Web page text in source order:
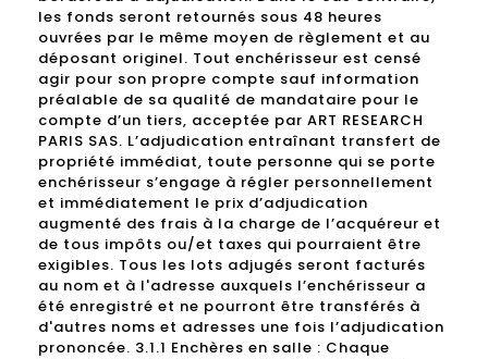
les fonds seront retournés sous 48 heures
ouvrées par le même moyen de règlement et au
déposant originel. Tout enchérisseur est censé
agir pour son propre compte sauf information
préalable de sa qualité de mandataire pour le
compte d’un tiers, acceptée par ART RESEARCH
PARIS SAS. L’adjudication entraînant transfert de
propriété immédiat, toute personne qui se porte
enchérisseur s’engage à régler personnellement
et immédiatement le prix d’adjudication
augmenté des frais à la charge de l’acquéreur et
de tous impôts ou/et taxes qui pourraient être
exigibles. Tous les lots adjugés seront facturés
au nom et à l'adresse auxquels l’enchérisseur a
été enregistré et ne pourront être transférés à
d'autres noms et adresses une fois l’adjudication
prononcée. 3.1.1 Enchères en salle : Chaque